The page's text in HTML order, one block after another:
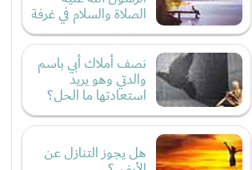
الصلاة والسلام في غرفة
نصف أملاك أبي باسم
والدتي وهو يريد
استعادتها ما الحل؟
هل يجوز التنازل عن